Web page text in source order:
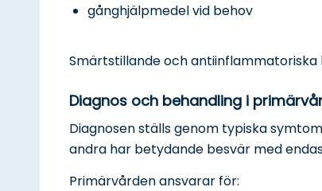
gånghjälpmedel vid behov
Smärtstillande och antiinflammatoriska
Diagnos och behandling i
Diagnosen ställs genom typiska
andra har betydande besvär med
Primärvården ansvarar för: